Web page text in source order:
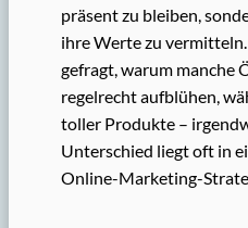
präsent zu bleiben,
ihre Werte zu
gefragt, warum manche
regelrecht aufblühen,
toller Produkte –
Unterschied liegt oft in
Online-Marketing-